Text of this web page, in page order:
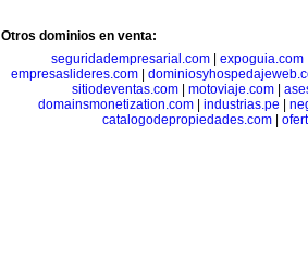
Otros dominios en venta:
seguridadempresarial.com
expoguia.com
empresaslideres.com|
sitiodeventas.com
motoviaje.com
domainsmonetization.com| industrias.pe
catalogodepropiedades.com